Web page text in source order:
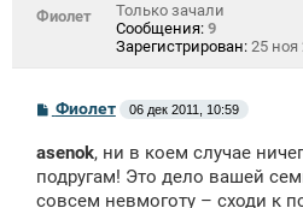
Фиолет
Только зачали
Сообщения: 9
Зарегистрирован: 25 ноя
С
б
щ
е
Фиолет 06 дек 2011, 10:59
asenok, ни в коем случае
подругам! Это дело вашей
совсем невмоготу – сходи к